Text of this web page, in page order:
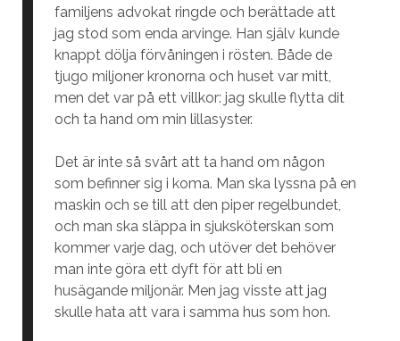
familjens advokat ringde och berättade att
jag stod som enda arvinge. Han själv kunde
knappt dölja förvåningen i rösten. Både de
tjugo miljoner kronorna och huset var mitt,
men det var på ett villkor: jag skulle flytta dit
och ta hand om min lillasyster.
Det är inte så svårt att ta hand om någon
som befinner sig i koma. Man ska lyssna på en
maskin och se till att den piper regelbundet,
och man ska släppa in sjuksköterskan som
kommer varje dag, och utöver det behöver
man inte göra ett dyft för att bli en
husägande miljonär. Men jag visste att jag
skulle hata att vara i samma hus som hon.